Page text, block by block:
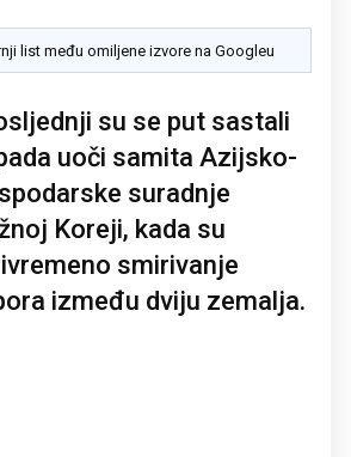
list među omiljene izvore na Googleu
su se put sastali
uoči samita Azijsko-
suradnje
Koreji, kada su
smirivanje
između dviju zemalja.